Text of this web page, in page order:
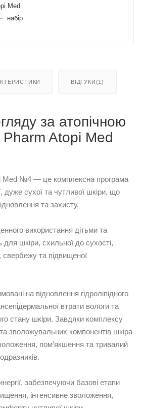
Med
набір
ВІДГУКИ(1)
за атопічною
Atopi Med
Med №4 — це комплексна програма
дуже сухої та чутливої шкіри, що
та захисту.
використання дітьми та
шкіри, схильної до сухості,
та підвищеної
на відновлення гідроліпідного
втрати вологи та
стану шкіри. Завдяки комплексу
та зволожувальних компонентів шкіра
пом’якшення та тривалий
забезпечуючи базові етапи
інтенсивне зволоження,